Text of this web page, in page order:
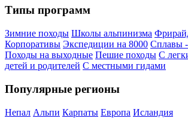
Типы программ
Зимние походы Школы альпинизма
Корпоративы Экспедиции на 8000 Сплавы
Походы на выходные Пешие походы С
детей и родителей С местными гидами
Популярные регионы
Непал Альпи Карпаты Европа Исландия